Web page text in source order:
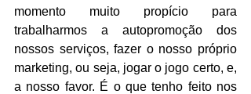
momento muito propício para
trabalharmos a autopromoção dos
nossos serviços, fazer o nosso próprio
marketing, ou seja, jogar o jogo certo, e,
a nosso favor. É o que tenho feito nos